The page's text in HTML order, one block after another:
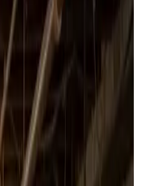
og
kanaler og
så du